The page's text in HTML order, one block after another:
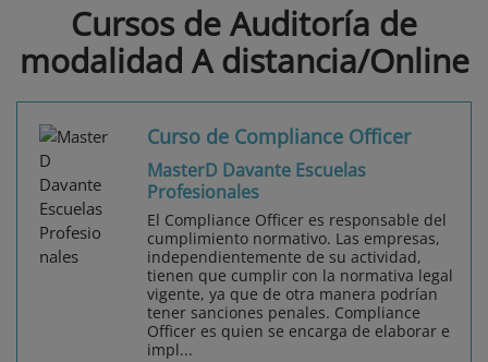
Cursos de Auditoría de
modalidad A distancia/Online
Curso de Compliance Officer
MasterD Davante Escuelas
Profesionales
El Compliance Officer es responsable del
cumplimiento normativo. Las empresas,
independientemente de su actividad,
tienen que cumplir con la normativa legal
vigente, ya que de otra manera podrían
tener sanciones penales. Compliance
Officer es quien se encarga de elaborar e
impl...